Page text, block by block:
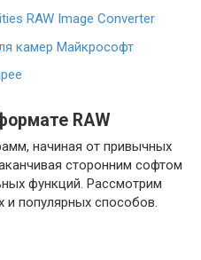
RAW Image Converter
камер Майкрософт
RAW
начиная от привычных
сторонним софтом
функций. Рассмотрим
и популярных способов.